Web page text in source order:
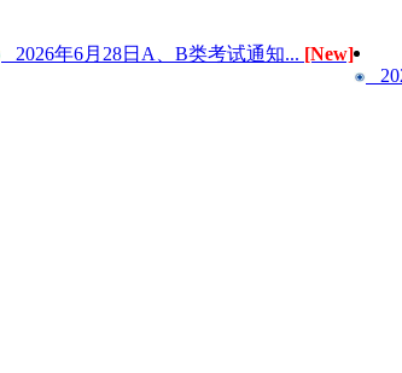
2026年6月28日A、B类考试通知... [New]